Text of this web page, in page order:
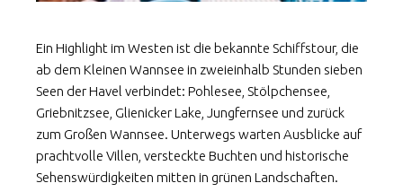
Ein Highlight im Westen ist die bekannte Schiffstour, die
ab dem Kleinen Wannsee in zweieinhalb Stunden sieben
Seen der Havel verbindet: Pohlesee, Stölpchensee,
Griebnitzsee, Glienicker Lake, Jungfernsee und zurück
zum Großen Wannsee. Unterwegs warten Ausblicke auf
prachtvolle Villen, versteckte Buchten und historische
Sehenswürdigkeiten mitten in grünen Landschaften.